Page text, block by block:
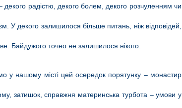
декого радістю, декого болем, декого розчуленням чи
У декого залишилося більше питань, ніж відповідей,
Байдужого точно не залишилося нікого.
у нашому місті цей осередок порятунку – монастир
затишок, справжня материнська турбота – умови у